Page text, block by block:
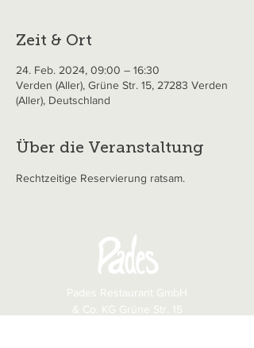
Zeit & Ort
24. Feb. 2024, 09:00 – 16:30
Verden (Aller), Grüne Str. 15, 27283 Verden
(Aller), Deutschland
Über die Veranstaltung
Rechtzeitige Reservierung ratsam.
Pades Restaurant GmbH
& Co. KG Grüne Str. 15